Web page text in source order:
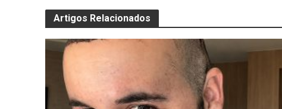
Artigos Relacionados